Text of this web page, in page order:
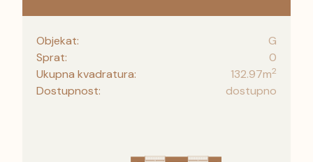
Objekat:
G
Sprat:
0
Ukupna kvadratura:
132.97m2
Dostupnost: dostupno